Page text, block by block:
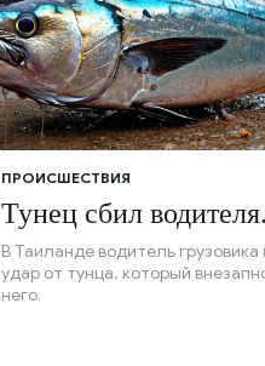
ПРОИСШЕСТВИЯ
Тунец сбил водителя.
В Таиланде водитель грузовика
удар от тунца, который
него.